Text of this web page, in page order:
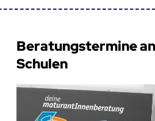
Beratungstermine an
Schulen